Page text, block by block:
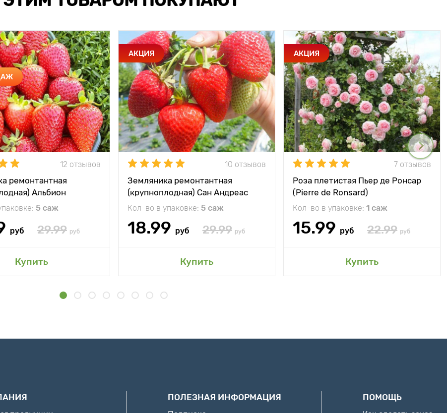
12 отзывов
ремонтантная
Альбион
5 саж
руб 29.99 руб
Купить
АКЦИЯ
10 отзывов
Земляника ремонтантная
(крупноплодная) Сан Андреас
Кол-во в упаковке: 5 саж
18.99 руб 29.99 руб
Купить
АКЦИЯ
7 отзывов
Роза плетистая Пьер де Ронсар
(Pierre de Ronsard)
Кол-во в упаковке: 1 саж
15.99 руб 22.99 руб
Купить
ПОЛЕЗНАЯ ИНФОРМАЦИЯ ПОМОЩЬ